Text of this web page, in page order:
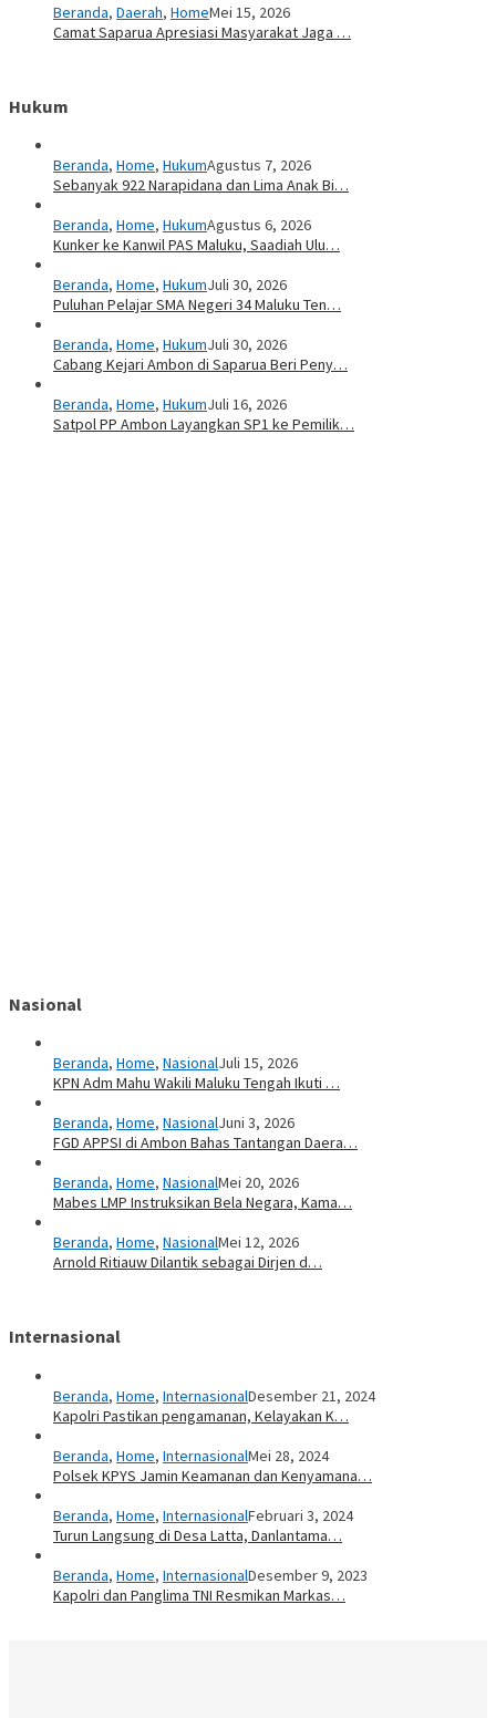
Beranda, Daerah, HomeMei 15, 2026
Camat Saparua Apresiasi Masyarakat Jaga …
Hukum
Beranda, Home, HukumAgustus 7, 2026
Sebanyak 922 Narapidana dan Lima Anak Bi…
Beranda, Home, HukumAgustus 6, 2026
Kunker ke Kanwil PAS Maluku, Saadiah Ulu…
Beranda, Home, HukumJuli 30, 2026
Puluhan Pelajar SMA Negeri 34 Maluku Ten…
Beranda, Home, HukumJuli 30, 2026
Cabang Kejari Ambon di Saparua Beri Peny…
Beranda, Home, HukumJuli 16, 2026
Satpol PP Ambon Layangkan SP1 ke Pemilik…
Nasional
Beranda, Home, NasionalJuli 15, 2026
KPN Adm Mahu Wakili Maluku Tengah Ikuti …
Beranda, Home, NasionalJuni 3, 2026
FGD APPSI di Ambon Bahas Tantangan Daera…
Beranda, Home, NasionalMei 20, 2026
Mabes LMP Instruksikan Bela Negara, Kama…
Beranda, Home, NasionalMei 12, 2026
Arnold Ritiauw Dilantik sebagai Dirjen d…
Internasional
Beranda, Home, InternasionalDesember 21, 2024
Kapolri Pastikan pengamanan, Kelayakan K…
Beranda, Home, InternasionalMei 28, 2024
Polsek KPYS Jamin Keamanan dan Kenyamana…
Beranda, Home, InternasionalFebruari 3, 2024
Turun Langsung di Desa Latta, Danlantama…
Beranda, Home, InternasionalDesember 9, 2023
Kapolri dan Panglima TNI Resmikan Markas…